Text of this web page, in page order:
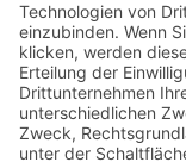
Zahlungsarten